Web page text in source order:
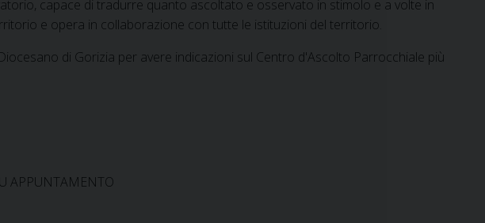
capace di tradurre quanto ascoltato e osservato in stimolo e a volte in
e opera in collaborazione con tutte le istituzioni del territorio.
di Gorizia per avere indicazioni sul Centro d'Ascolto Parrocchiale più
APPUNTAMENTO